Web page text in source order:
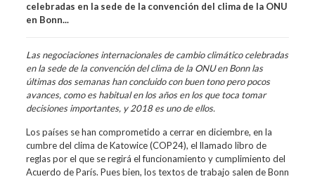
celebradas en la sede de la convención del clima de la ONU
en Bonn...
Las negociaciones internacionales de cambio climático celebradas
en la sede de la convención del clima de la ONU en Bonn las
últimas dos semanas han concluido con buen tono pero pocos
avances, como es habitual en los años en los que toca tomar
decisiones importantes, y 2018 es uno de ellos.
Los países se han comprometido a cerrar en diciembre, en la
cumbre del clima de Katowice (COP24), el llamado libro de
reglas por el que se regirá el funcionamiento y cumplimiento del
Acuerdo de París. Pues bien, los textos de trabajo salen de Bonn